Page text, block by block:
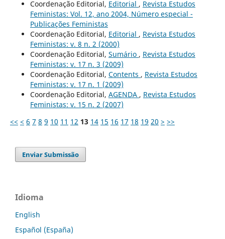
Coordenação Editorial, Editorial , Revista Estudos
Feministas: Vol. 12, ano 2004, Número especial -
Publicações Feministas
Coordenação Editorial, Editorial , Revista Estudos
Feministas: v. 8 n. 2 (2000)
Coordenação Editorial, Sumário , Revista Estudos
Feministas: v. 17 n. 3 (2009)
Coordenação Editorial, Contents , Revista Estudos
Feministas: v. 17 n. 1 (2009)
Coordenação Editorial, AGENDA , Revista Estudos
Feministas: v. 15 n. 2 (2007)
<< < 6 7 8 9 10 11 12 13 14 15 16 17 18 19 20 > >>
Enviar Submissão
Idioma
English
Español (España)